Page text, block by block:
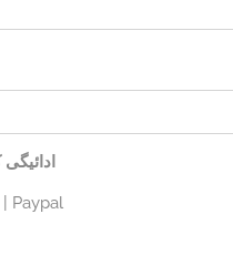
Paypal